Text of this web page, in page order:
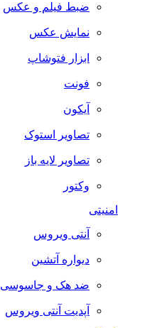
ضبط فيلم و عكس
نمایش عکس
ابزار فتوشاپ
فونت
آیکون
تصاویر استوک
تصاویر لایه باز
وکتور
امنیتی
آنتی ویروس
دیواره آتشین
ضد هک و جاسوسی
آپدیت آنتی ویروس